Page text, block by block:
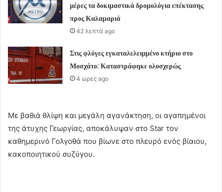
μέρες τα δοκιμαστικά δρομολόγια επέκτασης
προς Καλαμαριά
42 λεπτά ago
Στις φλόγες εγκαταλελειμμένο κτήριο στο
Μοσχάτο: Καταστράφηκε ολοσχερώς
4 ώρες ago
Με βαθιά θλίψη και μεγάλη αγανάκτηση, οι αγαπημένοι
της άτυχης Γεωργίας, αποκάλυψαν στο Star τον
καθημερινό Γολγοθά που βίωνε στο πλευρό ενός βίαιου,
κακοποιητικού συζύγου.